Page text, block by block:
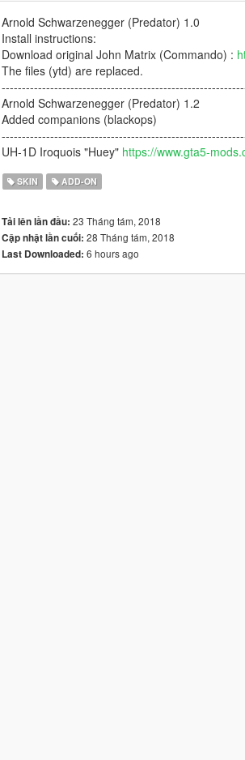
Arnold Schwarzenegger (Predator) 1.0
Install instructions:
Download original John Matrix (Commando) :
The files (ytd) are replaced.
Arnold Schwarzenegger (Predator) 1.2
Added companions (blackops)
UH-1D Iroquois "Huey" https://www.gta5-
SKIN ADD-ON
Tải lên lần đầu: 23 Tháng tám, 2018
Cập nhật lần cuối: 28 Tháng tám, 2018
Last Downloaded: 6 hours ago